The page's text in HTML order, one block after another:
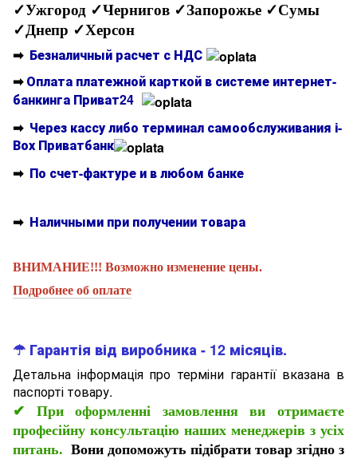
✓Ужгород ✓Чернигов ✓Запорожье ✓Сумы
✓Днепр ✓Херсон
➡ Безналичный расчет с НДС
➡Оплата платежной карткой в системе интернет-
банкинга Приват24
➡ Через кассу либо терминал самообслуживания і-
Вох Приватбанк
➡ По счет-фактуре и в любом банке
➡ Наличными при получении товара
ВНИМАНИЕ!!! Возможно изменение цены.
Подробнее об оплате
☂ Гарантія від виробника - 12 місяців.
Детальна інформація про терміни гарантії вказана в
паспорті товару.
✔ При оформленні замовлення ви отримаєте
професійну консультацію наших менеджерів з усіх
питань. Вони допоможуть підібрати товар згідно з